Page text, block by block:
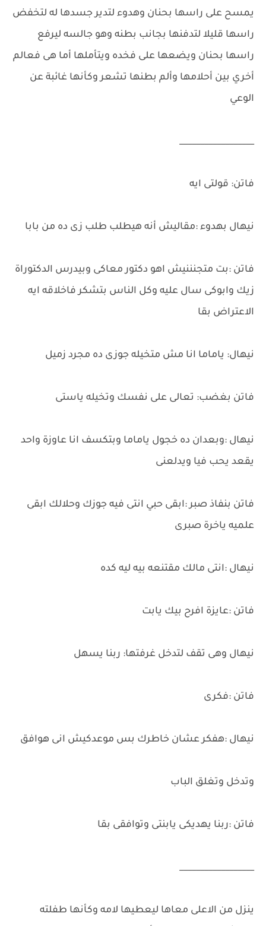
يمسح على راسها بحنان وهدوء لتدير جسدها له لتخفض
راسها قليلا لتدفنها بجانب بطنه وهو جالسه ليرفع
راسها بحنان ويضعها على فخده ويتأملها أما هى فعالم
أخري بين أحلامها وألم بطنها تشعر وكأنها غائبة عن
الوعي
__________________
فاتن: قولتى ايه
نيهال بهدوء :مقاليش أنه هيطلب طلب زى ده من بابا
فاتن :بت متجنننيش اهو دكتور معاكى وبيدرس الدكتوراة
زيك وابوكى سال عليه وكل الناس بتشكر فاخلاقه ايه
الاعتراض بقا
نيهال: ياماما انا مش متخيله جوزى ده مجرد زميل
فاتن بغضب: تعالى على نفسك وتخيله ياستى
نيهال :وبعدان ده خجول ياماما وبتكسف انا عاوزة واحد
يقعد يحب فيا ويدلعنى
فاتن بنفاذ صبر :ابقى حبي انتى فيه جوزك وحلالك ابقى
علميه ياخرة صبرى
نيهال :انتى مالك مقتنعه بيه ليه كده
فاتن :عايزة افرح بيك يابت
نيهال وهى تقف لتدخل غرفتها: ربنا يسهل
فاتن :فكرى
نيهال :هفكر عشان خاطرك بس موعدكيش انى هوافق
وتدخل وتغلق الباب
فاتن :ربنا يهديكى يابنتى وتوافقى بقا
__________________
ينزل من الاعلى معاها ليعطيها لامه وكأنها طفلته